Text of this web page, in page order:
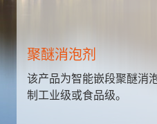
聚醚消泡剂
该产品为智能嵌段聚醚消
制工业级或食品级。